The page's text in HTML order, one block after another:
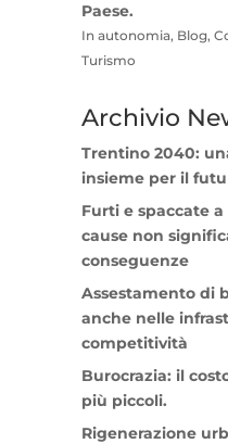
Paese.
In autonomia, Blog,
Turismo
Archivio
Trentino 2040:
insieme per il
Furti e spaccate
cause non
conseguenze
Assestamento di
anche nelle
competitività
Burocrazia: il
più piccoli.
Rigenerazione